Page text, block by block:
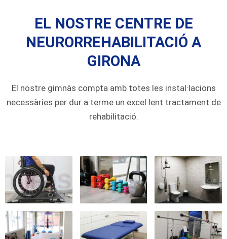
EL NOSTRE CENTRE DE
NEURORREHABILITACIÓ A
GIRONA
El nostre gimnàs compta amb totes les instal·lacions
necessàries per dur a terme un excel·lent tractament de
rehabilitació.